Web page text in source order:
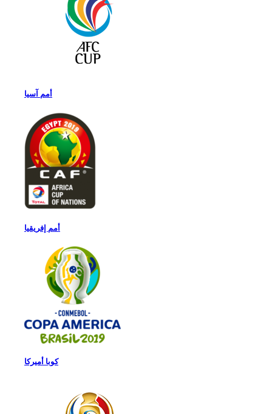
أمم آسيا
أمم إفريقيا
كوبا أميركا